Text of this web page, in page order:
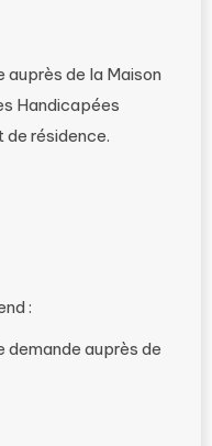
auprès de la Maison
Handicapées
résidence.
:
demande auprès de